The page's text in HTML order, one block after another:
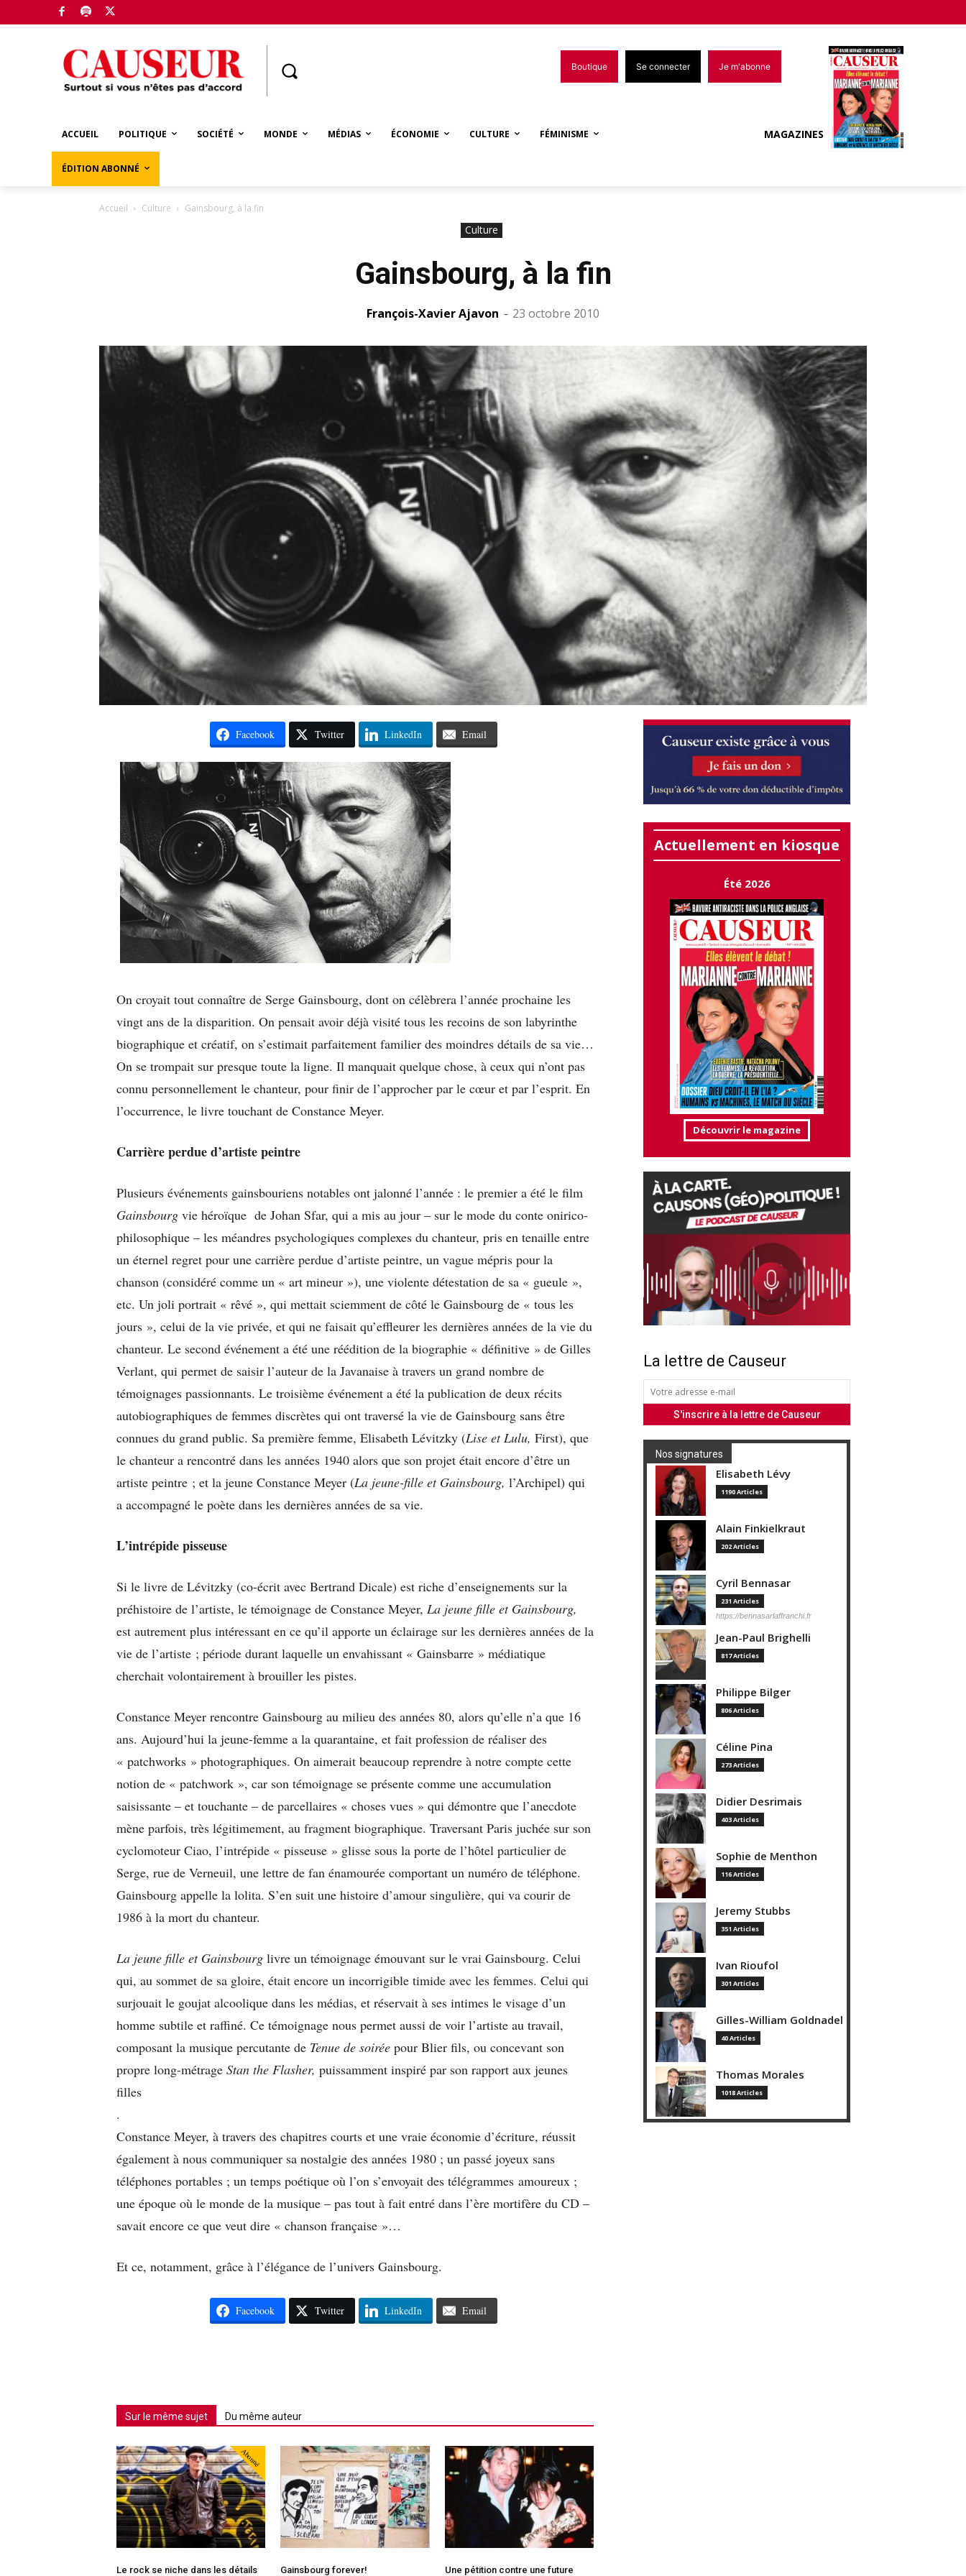
Boutique Se connecter Je m'abonne
ACCUEIL POLITIQUE SOCIÉTÉ MONDE MÉDIAS ÉCONOMIE CULTURE FÉMINISME
ÉDITION ABONNÉ
MAGAZINES
Accueil Culture Gainsbourg, à la fin
Culture
Gainsbourg, à la fin
François-Xavier Ajavon - 23 octobre 2010
Facebook Twitter LinkedIn Email
On croyait tout connaître de Serge Gainsbourg, dont on célèbrera l’année prochaine les
vingt ans de la disparition. On pensait avoir déjà visité tous les recoins de son labyrinthe
biographique et créatif, on s’estimait parfaitement familier des moindres détails de sa vie…
On se trompait sur presque toute la ligne. Il manquait quelque chose, à ceux qui n’ont pas
connu personnellement le chanteur, pour finir de l’approcher par le cœur et par l’esprit. En
l’occurrence, le livre touchant de Constance Meyer.
Carrière perdue d’artiste peintre
Plusieurs événements gainsbouriens notables ont jalonné l’année : le premier a été le film
Gainsbourg vie héroïque de Johan Sfar, qui a mis au jour – sur le mode du conte onirico-
philosophique – les méandres psychologiques complexes du chanteur, pris en tenaille entre
un éternel regret pour une carrière perdue d’artiste peintre, un vague mépris pour la
chanson (considéré comme un « art mineur »), une violente détestation de sa « gueule »,
etc. Un joli portrait « rêvé », qui mettait sciemment de côté le Gainsbourg de « tous les
jours », celui de la vie privée, et qui ne faisait qu’effleurer les dernières années de la vie du
chanteur. Le second événement a été une réédition de la biographie « définitive » de Gilles
Verlant, qui permet de saisir l’auteur de la Javanaise à travers un grand nombre de
témoignages passionnants. Le troisième événement a été la publication de deux récits
autobiographiques de femmes discrètes qui ont traversé la vie de Gainsbourg sans être
connues du grand public. Sa première femme, Elisabeth Lévitzky (Lise et Lulu, First), que
le chanteur a rencontré dans les années 1940 alors que son projet était encore d’être un
artiste peintre ; et la jeune Constance Meyer (La jeune-fille et Gainsbourg, l’Archipel) qui
a accompagné le poète dans les dernières années de sa vie.
L’intrépide pisseuse
Si le livre de Lévitzky (co-écrit avec Bertrand Dicale) est riche d’enseignements sur la
préhistoire de l’artiste, le témoignage de Constance Meyer, La jeune fille et Gainsbourg,
est autrement plus intéressant en ce qu’il apporte un éclairage sur les dernières années de la
vie de l’artiste ; période durant laquelle un envahissant « Gainsbarre » médiatique
cherchait volontairement à brouiller les pistes.
Constance Meyer rencontre Gainsbourg au milieu des années 80, alors qu’elle n’a que 16
ans. Aujourd’hui la jeune-femme a la quarantaine, et fait profession de réaliser des
« patchworks » photographiques. On aimerait beaucoup reprendre à notre compte cette
notion de « patchwork », car son témoignage se présente comme une accumulation
saisissante – et touchante – de parcellaires « choses vues » qui démontre que l’anecdote
mène parfois, très légitimement, au fragment biographique. Traversant Paris juchée sur son
cyclomoteur Ciao, l’intrépide « pisseuse » glisse sous la porte de l’hôtel particulier de
Serge, rue de Verneuil, une lettre de fan énamourée comportant un numéro de téléphone.
Gainsbourg appelle la lolita. S’en suit une histoire d’amour singulière, qui va courir de
1986 à la mort du chanteur.
La jeune fille et Gainsbourg livre un témoignage émouvant sur le vrai Gainsbourg. Celui
qui, au sommet de sa gloire, était encore un incorrigible timide avec les femmes. Celui qui
surjouait le goujat alcoolique dans les médias, et réservait à ses intimes le visage d’un
homme subtile et raffiné. Ce témoignage nous permet aussi de voir l’artiste au travail,
composant la musique percutante de Tenue de soirée pour Blier fils, ou concevant son
propre long-métrage Stan the Flasher, puissamment inspiré par son rapport aux jeunes
filles
.
Constance Meyer, à travers des chapitres courts et une vraie économie d’écriture, réussit
également à nous communiquer sa nostalgie des années 1980 ; un passé joyeux sans
téléphones portables ; un temps poétique où l’on s’envoyait des télégrammes amoureux ;
une époque où le monde de la musique – pas tout à fait entré dans l’ère mortifère du CD –
savait encore ce que veut dire « chanson française »…
Et ce, notamment, grâce à l’élégance de l’univers Gainsbourg.
Facebook Twitter LinkedIn Email
Sur le même sujet Du même auteur
Abonné
Le rock se niche dans les détails Gainsbourg forever! Une pétition contre une future
Actuellement en kiosque
Été 2026
Découvrir le magazine
La lettre de Causeur
Nos signatures
Elisabeth Lévy
1190 Articles
Alain Finkielkraut
202 Articles
Cyril Bennasar
231 Articles
https://bennasarlaffranchi.fr
Jean-Paul Brighelli
817 Articles
Philippe Bilger
806 Articles
Céline Pina
273 Articles
Didier Desrimais
403 Articles
Sophie de Menthon
116 Articles
Jeremy Stubbs
351 Articles
Ivan Rioufol
301 Articles
Gilles-William Goldnadel
40 Articles
Thomas Morales
1018 Articles